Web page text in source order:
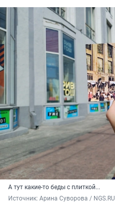
А тут какие-то беды с плиткой...
Источник: Арина Суворова / NGS.RU